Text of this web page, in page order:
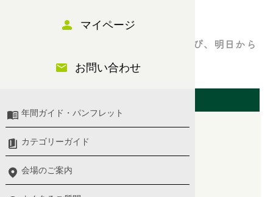
マイページ
お問い合わせ
年間ガイド・パンフレット
カテゴリーガイド
会場のご案内
対）トレーニング
お客さま対応のポイントを効率よく学び、明日から
すぐに実践！
2025/10/02(木)